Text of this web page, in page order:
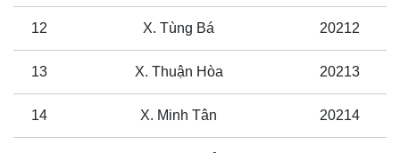
12 X. Tùng Bá 20212
13 X. Thuận Hòa 20213
14 X. Minh Tân 20214